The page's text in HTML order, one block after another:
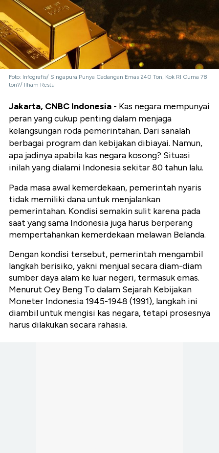
Foto: Infografis/ Singapura Punya Cadangan Emas 240 Ton, Kok RI Cuma 78
ton?/ Ilham Restu
Jakarta, CNBC Indonesia - Kas negara mempunyai
peran yang cukup penting dalam menjaga
kelangsungan roda pemerintahan. Dari sanalah
berbagai program dan kebijakan dibiayai. Namun,
apa jadinya apabila kas negara kosong? Situasi
inilah yang dialami Indonesia sekitar 80 tahun lalu.
Pada masa awal kemerdekaan, pemerintah nyaris
tidak memiliki dana untuk menjalankan
pemerintahan. Kondisi semakin sulit karena pada
saat yang sama Indonesia juga harus berperang
mempertahankan kemerdekaan melawan Belanda.
Dengan kondisi tersebut, pemerintah mengambil
langkah berisiko, yakni menjual secara diam-diam
sumber daya alam ke luar negeri, termasuk emas.
Menurut Oey Beng To dalam Sejarah Kebijakan
Moneter Indonesia 1945-1948 (1991), langkah ini
diambil untuk mengisi kas negara, tetapi prosesnya
harus dilakukan secara rahasia.